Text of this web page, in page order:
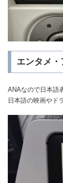
エンタメ・
ANAなので日本語
日本語の映画やド